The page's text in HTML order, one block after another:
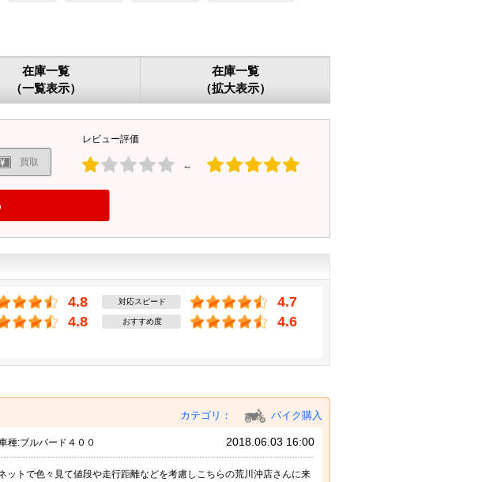
在庫一覧
（一覧表示）
在庫一覧
（拡大表示）
買取
レビュー評価
～
4.8 対応スピード 4.7
4.8 おすすめ度 4.6
カテゴリ： バイク購入
種:ブルバード４００ 2018.06.03 16:00
ットで色々見て値段や走行距離などを考慮しこちらの荒川沖店さんに来